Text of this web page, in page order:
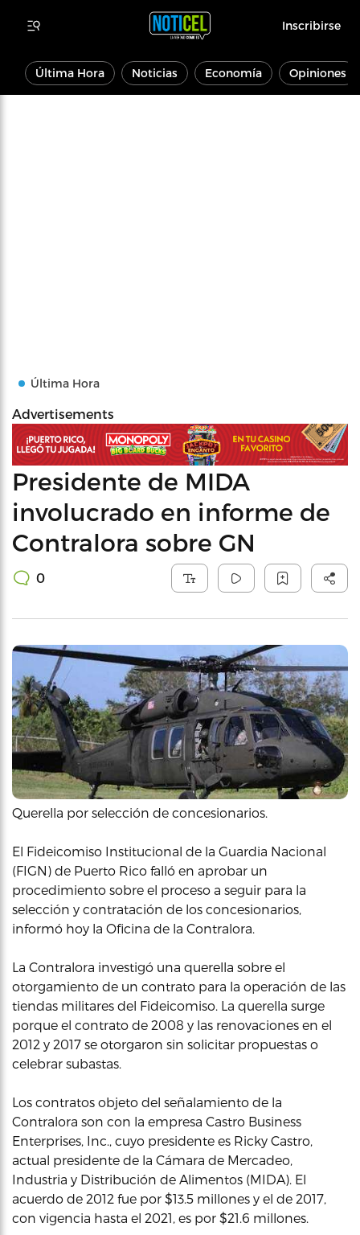
Inscribirse
Última Hora Noticias Economía Opiniones
Última Hora
Advertisements
Presidente de MIDA
involucrado en informe de
Contralora sobre GN
0
Querella por selección de concesionarios.
El Fideicomiso Institucional de la Guardia Nacional
(FIGN) de Puerto Rico falló en aprobar un
procedimiento sobre el proceso a seguir para la
selección y contratación de los concesionarios,
informó hoy la Oficina de la Contralora.
La Contralora investigó una querella sobre el
otorgamiento de un contrato para la operación de las
tiendas militares del Fideicomiso. La querella surge
porque el contrato de 2008 y las renovaciones en el
2012 y 2017 se otorgaron sin solicitar propuestas o
celebrar subastas.
Los contratos objeto del señalamiento de la
Contralora son con la empresa Castro Business
Enterprises, Inc., cuyo presidente es Ricky Castro,
actual presidente de la Cámara de Mercadeo,
Industria y Distribución de Alimentos (MIDA). El
acuerdo de 2012 fue por $13.5 millones y el de 2017,
con vigencia hasta el 2021, es por $21.6 millones.